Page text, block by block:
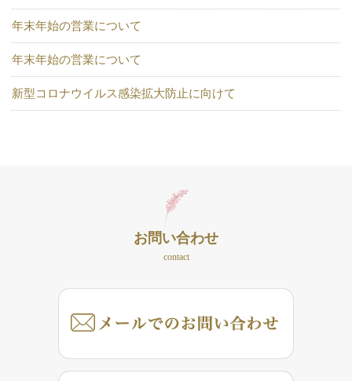
年末年始の営業について
年末年始の営業について
新型コロナウイルス感染拡大防止に向けて
お問い合わせ
contact